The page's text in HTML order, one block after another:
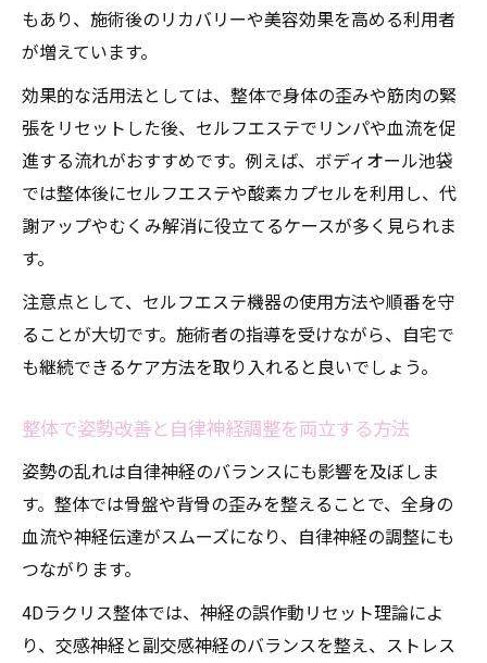
もあり、施術後のリカバリーや美容効果を高める利用者
が増えています。
効果的な活用法としては、整体で身体の歪みや筋肉の緊
張をリセットした後、セルフエステでリンパや血流を促
進する流れがおすすめです。例えば、ボディオール池袋
では整体後にセルフエステや酸素カプセルを利用し、代
謝アップやむくみ解消に役立てるケースが多く見られま
す。
注意点として、セルフエステ機器の使用方法や順番を守
ることが大切です。施術者の指導を受けながら、自宅で
も継続できるケア方法を取り入れると良いでしょう。
整体で姿勢改善と自律神経調整を両立する方法
姿勢の乱れは自律神経のバランスにも影響を及ぼしま
す。整体では骨盤や背骨の歪みを整えることで、全身の
血流や神経伝達がスムーズになり、自律神経の調整にも
つながります。
4Dラクリス整体では、神経の誤作動リセット理論によ
り、交感神経と副交感神経のバランスを整え、ストレス